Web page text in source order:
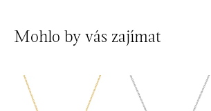
Mohlo by vás zajímat